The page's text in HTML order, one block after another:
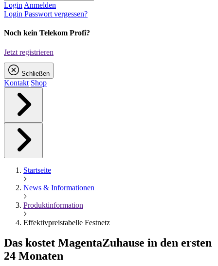
Login Anmelden
Login Passwort vergessen?
Noch kein Telekom Profi?
Jetzt registrieren
Schließen
Kontakt Shop
Startseite
News & Informationen
Produktinformation
Effektivpreistabelle Festnetz
Das kostet MagentaZuhause in den ersten
24 Monaten